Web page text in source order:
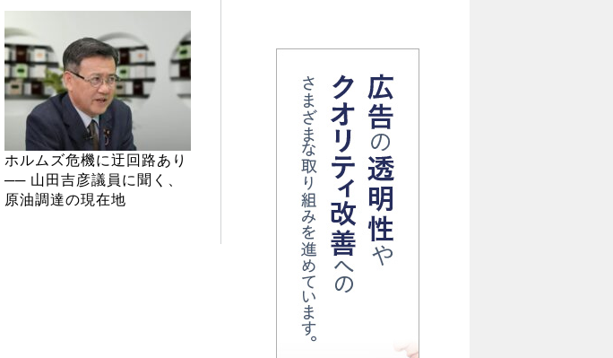
ホルムズ危機に迂回路あり
── 山田吉彦議員に聞く、
原油調達の現在地